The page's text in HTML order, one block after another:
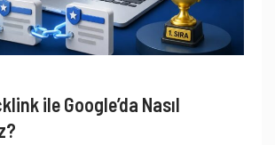
ile Google’da Nasıl